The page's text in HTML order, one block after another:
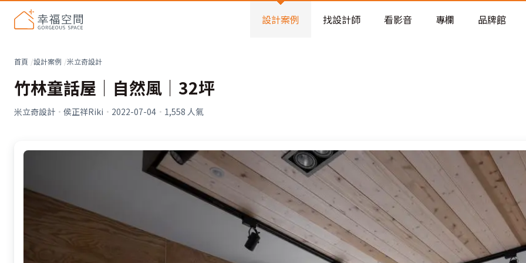
老屋預算分配與高 CP 值煥新術
設計案例 找設計師 看影音 專欄 品牌館
首頁 設計案例 米立奇設計
竹林童話屋│自然風│32坪
米立奇設計 · 侯正祥Riki · 2022-07-04 · 1,558 人氣